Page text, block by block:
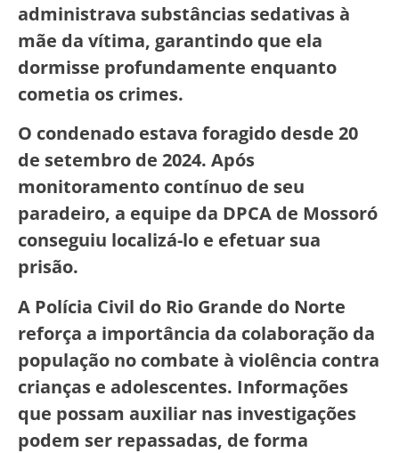
administrava substâncias sedativas à
mãe da vítima, garantindo que ela
dormisse profundamente enquanto
cometia os crimes.
O condenado estava foragido desde 20
de setembro de 2024. Após
monitoramento contínuo de seu
paradeiro, a equipe da DPCA de Mossoró
conseguiu localizá-lo e efetuar sua
prisão.
A Polícia Civil do Rio Grande do Norte
reforça a importância da colaboração da
população no combate à violência contra
crianças e adolescentes. Informações
que possam auxiliar nas investigações
podem ser repassadas, de forma